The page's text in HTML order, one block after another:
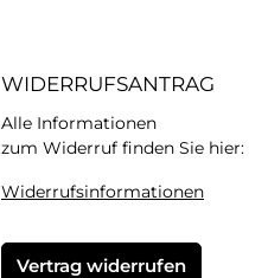
WIDERRUFSANTRAG
Alle Informationen
zum Widerruf finden Sie hier:
Widerrufsinformationen
Vertrag widerrufen